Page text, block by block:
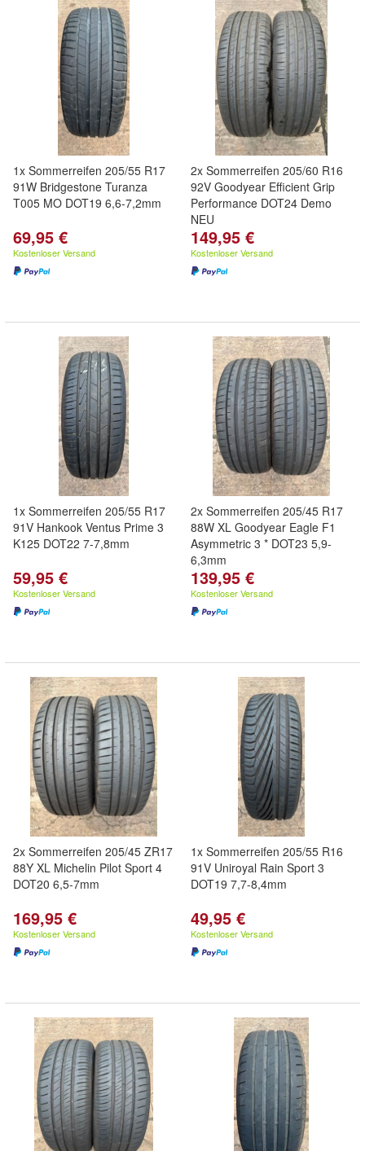
1x Sommerreifen 205/55 R17
91W Bridgestone Turanza
T005 MO DOT19 6,6-7,2mm
69,95 €
Kostenloser Versand
2x Sommerreifen 205/60 R16
92V Goodyear Efficient Grip
Performance DOT24 Demo
NEU
149,95 €
Kostenloser Versand
1x Sommerreifen 205/55 R17
91V Hankook Ventus Prime 3
K125 DOT22 7-7,8mm
59,95 €
Kostenloser Versand
2x Sommerreifen 205/45 R17
88W XL Goodyear Eagle F1
Asymmetric 3 * DOT23 5,9-
6,3mm
139,95 €
Kostenloser Versand
2x Sommerreifen 205/45 ZR17
88Y XL Michelin Pilot Sport 4
DOT20 6,5-7mm
169,95 €
Kostenloser Versand
1x Sommerreifen 205/55 R16
91V Uniroyal Rain Sport 3
DOT19 7,7-8,4mm
49,95 €
Kostenloser Versand